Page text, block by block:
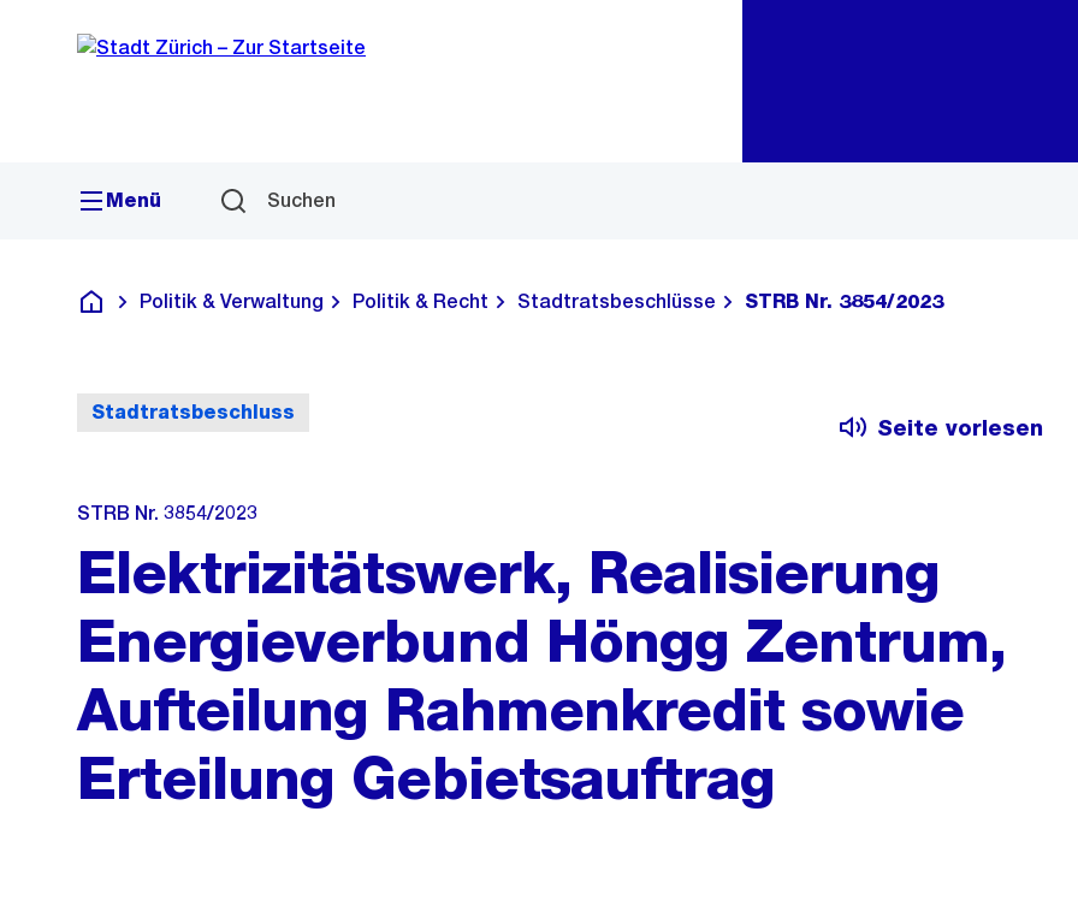
Navigation
Sprunglink
Menü Suchen
Deutsch
Politik & Verwaltung Politik & Recht Stadtratsbeschlüsse STRB Nr. 3854/2023
Stadtratsbeschluss
Seite vorlesen
STRB Nr. 3854/2023
Elektrizitätswerk, Realisierung
Energieverbund Höngg Zentrum,
Aufteilung Rahmenkredit sowie
Erteilung Gebietsauftrag